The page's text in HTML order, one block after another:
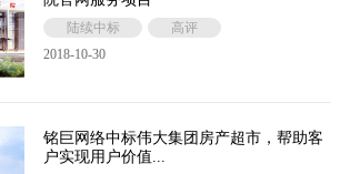
陆续中标
高评
2018-10-30
铭巨网络中标伟大集团房产超市，帮助客
户实现用户价值...